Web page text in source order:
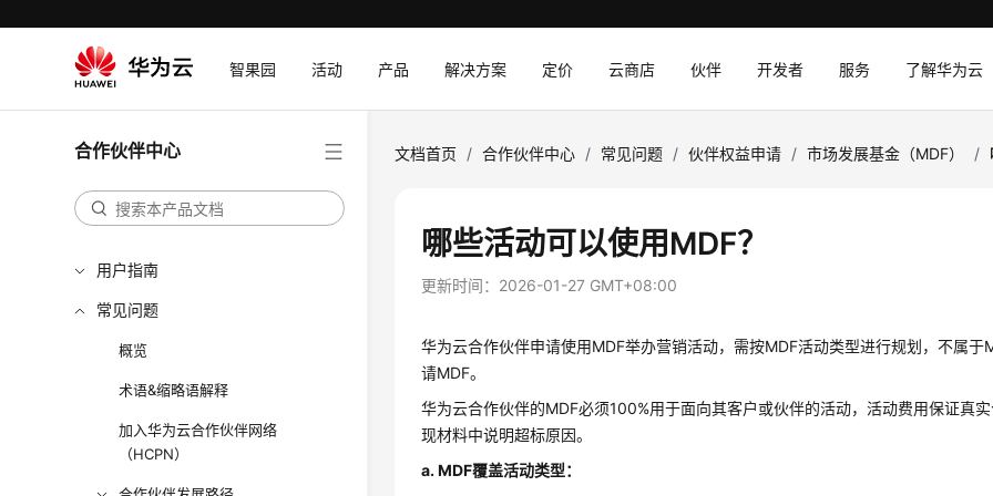
智果园 活动 产品 解决方案 定价 云商店 伙伴 开发者 服务 了解华为云
合作伙伴中心
用户指南
常见问题
概览
术语&缩略语解释
加入华为云合作伙伴网络
（HCPN）
文档首页 / 合作伙伴中心 / 常见问题 / 伙伴权益申请 / 市场发展基金（MDF） /
哪些活动可以使用MDF？
更新时间： 2026-01-27 GMT+08:00
华为云合作伙伴申请使用MDF举办营销活动，需按MDF活动类型进行规划，不属
请MDF。
华为云合作伙伴的MDF必须100%用于面向其客户或伙伴的活动，活动费用保证真
现材料中说明超标原因。
a. MDF覆盖活动类型：